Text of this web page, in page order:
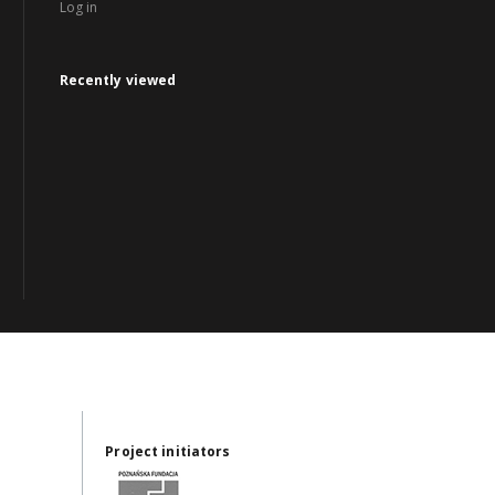
Log in
Recently viewed
Project initiators